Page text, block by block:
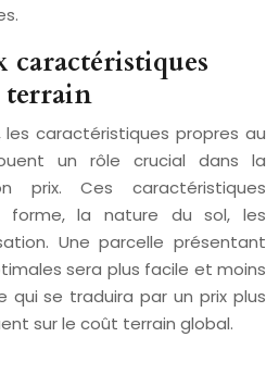
caractéristiques
terrain
caractéristiques propres au
un rôle crucial dans la
prix. Ces caractéristiques
forme, la nature du sol, les
Une parcelle présentant
sera plus facile et moins
qui se traduira par un prix plus
sur le coût terrain global.